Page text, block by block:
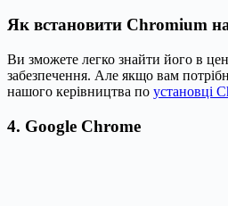
Як встановити Chromium
Ви зможете легко знайти його в
забезпечення. Але якщо вам
нашого керівництва по установці
4. Google Chrome